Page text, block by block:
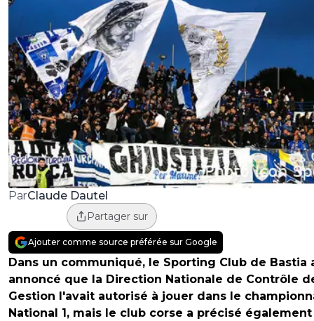
ParClaude Dautel
Partager sur
Ajouter comme source préférée sur Google
Dans un communiqué, le Sporting Club de Bastia
annoncé que la Direction Nationale de Contrôle
Gestion l'avait autorisé à jouer dans le
National 1, mais le club corse a précisé